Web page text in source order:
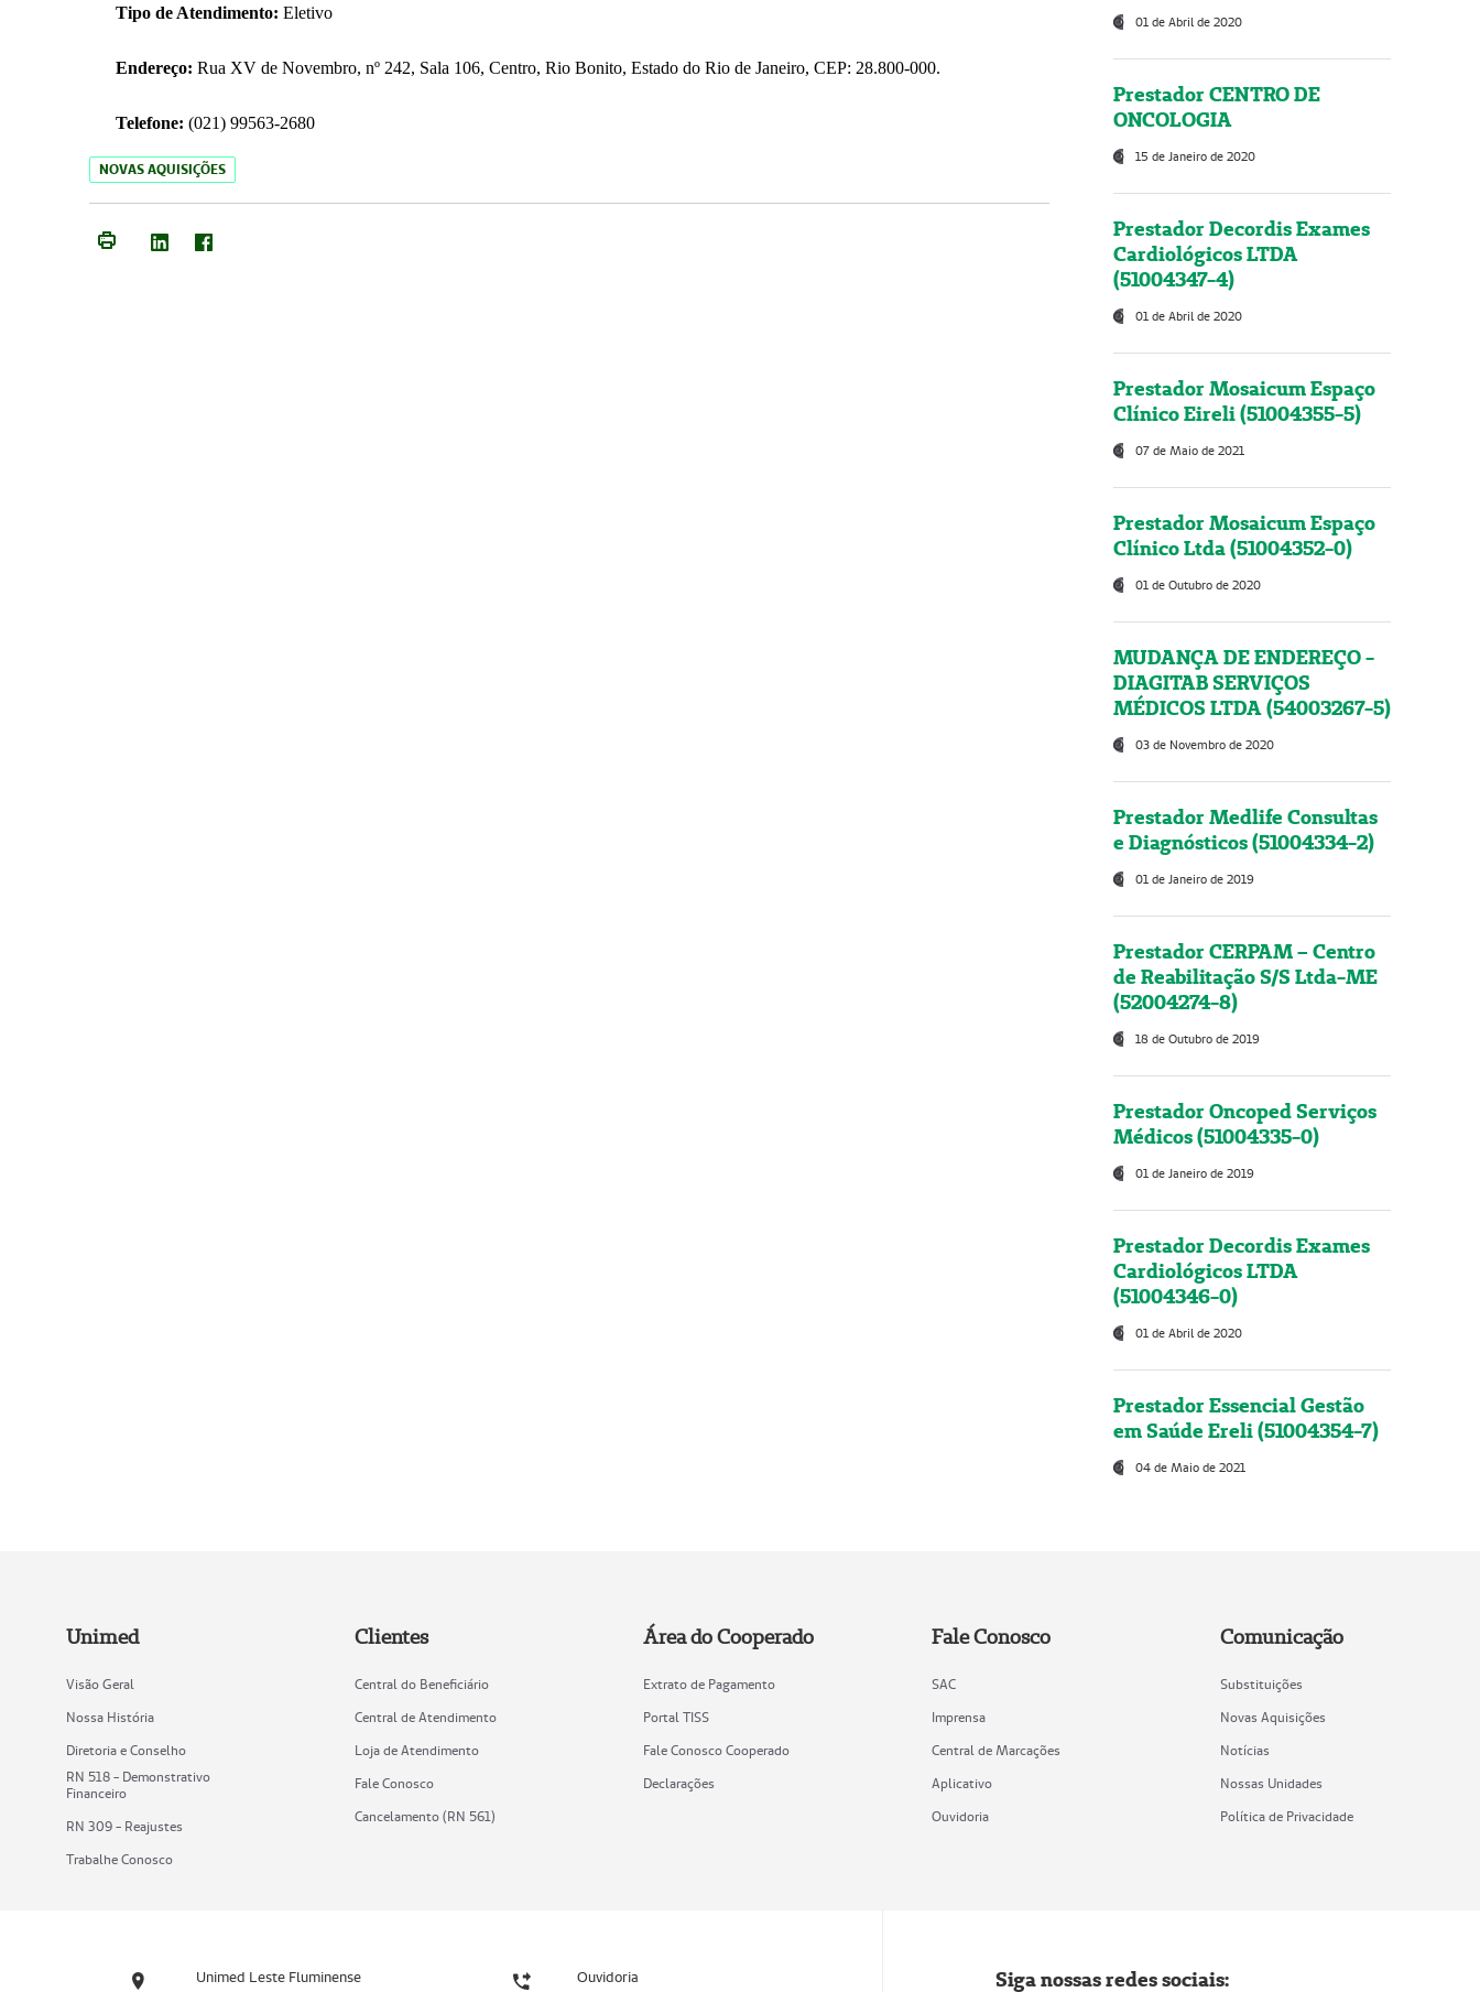
Tipo de Atendimento: Eletivo
Endereço: Rua XV de Novembro, nº 242, Sala 106, Centro, Rio Bonito, Estado do Rio de Janeiro, CEP: 28.800-000.
Telefone: (021) 99563-2680
NOVAS AQUISIÇÕES
01 de Abril de 2020
Prestador CENTRO DE
ONCOLOGIA
15 de Janeiro de 2020
Prestador Decordis Exames
Cardiológicos LTDA
(51004347-4)
01 de Abril de 2020
Prestador Mosaicum Espaço
Clínico Eireli (51004355-5)
07 de Maio de 2021
Prestador Mosaicum Espaço
Clínico Ltda (51004352-0)
01 de Outubro de 2020
MUDANÇA DE ENDEREÇO -
DIAGITAB SERVIÇOS
MÉDICOS LTDA (54003267-5)
03 de Novembro de 2020
Prestador Medlife Consultas
e Diagnósticos (51004334-2)
01 de Janeiro de 2019
Prestador CERPAM – Centro
de Reabilitação S/S Ltda-ME
(52004274-8)
18 de Outubro de 2019
Prestador Oncoped Serviços
Médicos (51004335-0)
01 de Janeiro de 2019
Prestador Decordis Exames
Cardiológicos LTDA
(51004346-0)
01 de Abril de 2020
Prestador Essencial Gestão
em Saúde Ereli (51004354-7)
04 de Maio de 2021
Unimed
Visão Geral
Nossa História
Diretoria e Conselho
RN 518 - Demonstrativo
Financeiro
RN 309 - Reajustes
Trabalhe Conosco
Clientes
Central do Beneficiário
Central de Atendimento
Loja de Atendimento
Fale Conosco
Cancelamento (RN 561)
Área do Cooperado
Extrato de Pagamento
Portal TISS
Fale Conosco Cooperado
Declarações
Fale Conosco
SAC
Imprensa
Central de Marcações
Aplicativo
Ouvidoria
Comunicação
Substituições
Novas Aquisições
Notícias
Nossas Unidades
Política de Privacidade
Unimed Leste Fluminense Ouvidoria Siga nossas redes sociais: